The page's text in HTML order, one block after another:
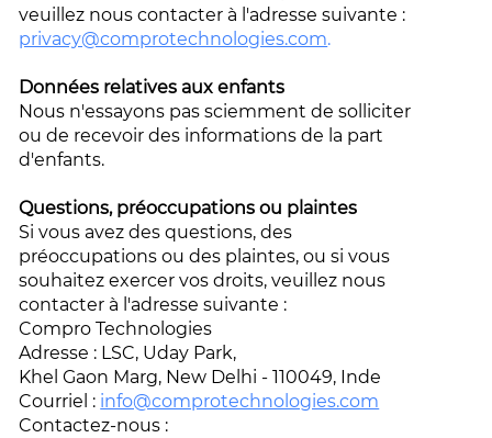
veuillez nous contacter à l'adresse suivante :
privacy@comprotechnologies.com.
Données relatives aux enfants
Nous n'essayons pas sciemment de solliciter
ou de recevoir des informations de la part
d'enfants.
Questions, préoccupations ou plaintes
Si vous avez des questions, des
préoccupations ou des plaintes, ou si vous
souhaitez exercer vos droits, veuillez nous
contacter à l'adresse suivante :
Compro Technologies
Adresse : LSC, Uday Park,
Khel Gaon Marg, New Delhi - 110049, Inde
Courriel : info@comprotechnologies.com
Contactez-nous :